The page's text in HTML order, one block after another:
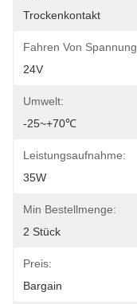
Trockenkontakt
Fahren Von
24V
Umwelt:
-25~+70℃
Leistungsaufnahme:
35W
Min Bestellmenge:
2 Stück
Preis:
Bargain